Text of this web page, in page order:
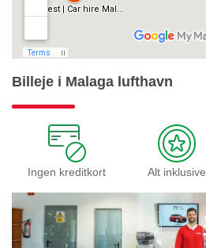
Billeje i Malaga lufthavn
Ingen kreditkort Alt inklusive